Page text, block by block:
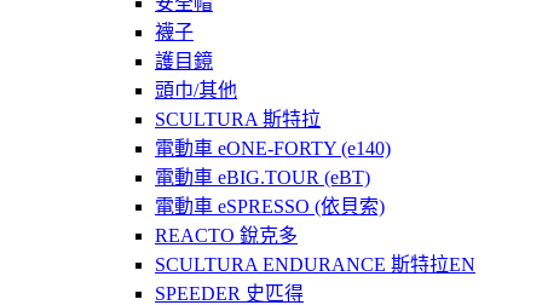
襪子
護目鏡
頭巾/其他
SCULTURA 斯特拉
電動車 eONE-FORTY (e140)
電動車 eBIG.TOUR (eBT)
電動車 eSPRESSO (依貝索)
REACTO 銳克多
SCULTURA ENDURANCE 斯特拉EN
SPEEDER 史匹得